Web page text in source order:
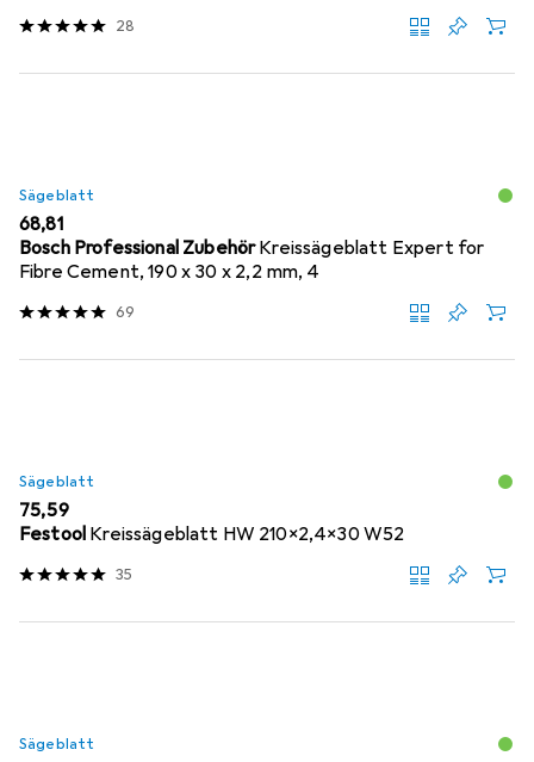
28
Sägeblatt
EUR
68,81
Bosch Professional ZubehörKreissägeblatt Expert for
Fibre Cement, 190 x 30 x 2,2 mm, 4
69
Sägeblatt
EUR
75,59
Festool Kreissägeblatt HW 210x2,4x30 W52
35
Sägeblatt